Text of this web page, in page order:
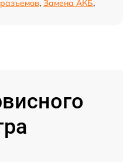
, Замена АКБ,